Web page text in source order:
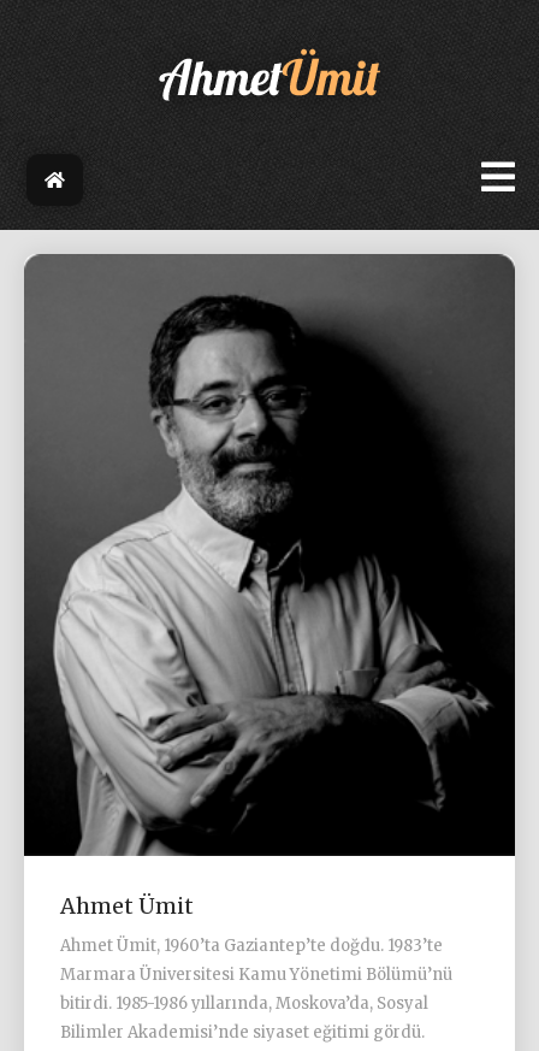
Ahmet Ümit
Ahmet Ümit, 1960’ta Gaziantep’te doğdu. 1983’te
Marmara Üniversitesi Kamu Yönetimi Bölümü’nü
bitirdi. 1985-1986 yıllarında, Moskova’da, Sosyal
Bilimler Akademisi’nde siyaset eğitimi gördü.